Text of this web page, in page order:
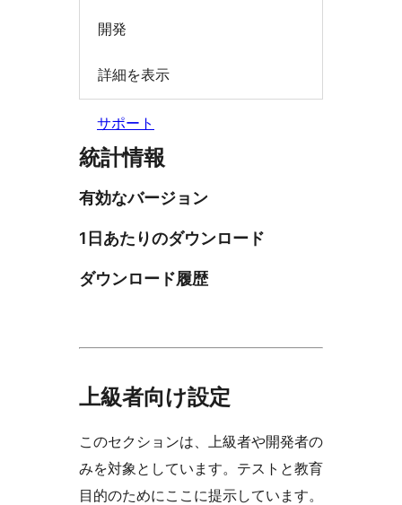
開発
詳細を表示
サポート
統計情報
有効なバージョン
1日あたりのダウンロード
ダウンロード履歴
上級者向け設定
このセクションは、上級者や開発者の
みを対象としています。テストと教育
目的のためにここに提示しています。